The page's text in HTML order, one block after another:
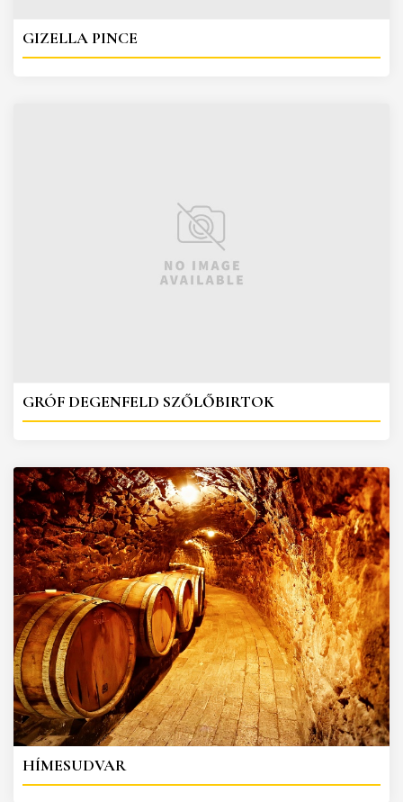
GIZELLA PINCE
GRÓF DEGENFELD SZŐLŐBIRTOK
HÍMESUDVAR